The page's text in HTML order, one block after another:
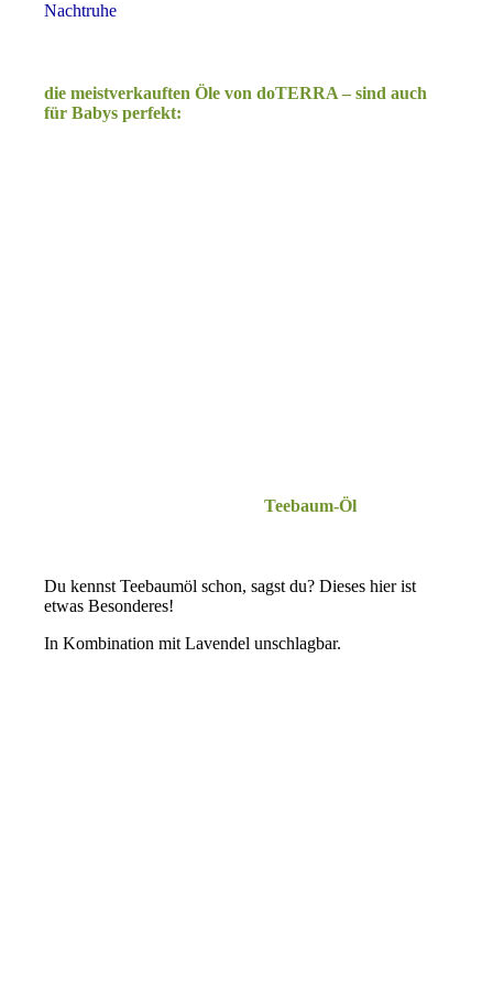
Nachtruhe
die meistverkauften Öle von doTERRA – sind auch
für Babys perfekt:
Teebaum-Öl
Du kennst Teebaumöl schon, sagst du? Dieses hier ist
etwas Besonderes!
In Kombination mit Lavendel unschlagbar.